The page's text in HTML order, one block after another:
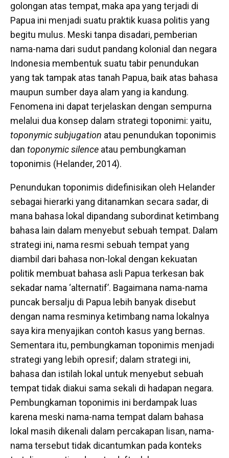
golongan atas tempat, maka apa yang terjadi di
Papua ini menjadi suatu praktik kuasa politis yang
begitu mulus. Meski tanpa disadari, pemberian
nama-nama dari sudut pandang kolonial dan negara
Indonesia membentuk suatu tabir penundukan
yang tak tampak atas tanah Papua, baik atas bahasa
maupun sumber daya alam yang ia kandung.
Fenomena ini dapat terjelaskan dengan sempurna
melalui dua konsep dalam strategi toponimi: yaitu,
toponymic subjugation atau penundukan toponimis
dan toponymic silence atau pembungkaman
toponimis (Helander, 2014).
Penundukan toponimis didefinisikan oleh Helander
sebagai hierarki yang ditanamkan secara sadar, di
mana bahasa lokal dipandang subordinat ketimbang
bahasa lain dalam menyebut sebuah tempat. Dalam
strategi ini, nama resmi sebuah tempat yang
diambil dari bahasa non-lokal dengan kekuatan
politik membuat bahasa asli Papua terkesan bak
sekadar nama ‘alternatif’. Bagaimana nama-nama
puncak bersalju di Papua lebih banyak disebut
dengan nama resminya ketimbang nama lokalnya
saya kira menyajikan contoh kasus yang bernas.
Sementara itu, pembungkaman toponimis menjadi
strategi yang lebih opresif; dalam strategi ini,
bahasa dan istilah lokal untuk menyebut sebuah
tempat tidak diakui sama sekali di hadapan negara.
Pembungkaman toponimis ini berdampak luas
karena meski nama-nama tempat dalam bahasa
lokal masih dikenali dalam percakapan lisan, nama-
nama tersebut tidak dicantumkan pada konteks